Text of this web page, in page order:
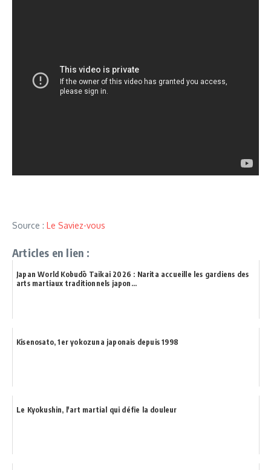
Source : Le Saviez-vous
Articles en lien :
Japan World Kobudō Taikai 2026 : Narita accueille les gardiens des
arts martiaux traditionnels japon...
Kisenosato, 1er yokozuna japonais depuis 1998
Le Kyokushin, l'art martial qui défie la douleur